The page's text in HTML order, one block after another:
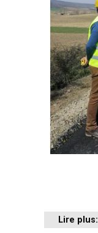
Lire plus: